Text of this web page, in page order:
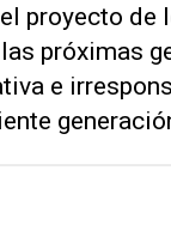
proyecto
próximas
e